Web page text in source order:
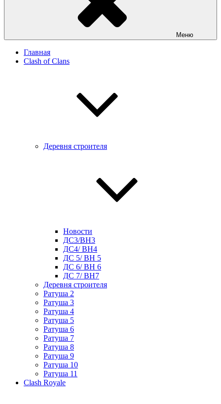
Меню
Главная
Clash of Clans
Деревня строителя
Новости
ДС3/BH3
ДС4/ BH4
ДС 5/ BH 5
ДС 6/ BH 6
ДС 7/ BH7
Деревня строителя
Ратуша 2
Ратуша 3
Ратуша 4
Ратуша 5
Ратуша 6
Ратуша 7
Ратуша 8
Ратуша 9
Ратуша 10
Ратуша 11
Clash Royale